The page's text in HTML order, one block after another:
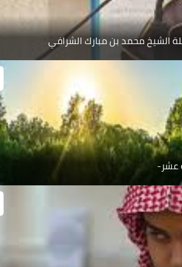
الشيخ محمد بن مبارك الشرافي
عشر-